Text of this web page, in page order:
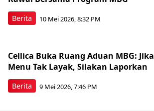
Berita 10 Mei 2026, 8:32 PM
Berita
Cellica Buka Ruang Aduan MBG: Jika
Menu Tak Layak, Silakan Laporkan
9 Mei 2026, 7:46 PM